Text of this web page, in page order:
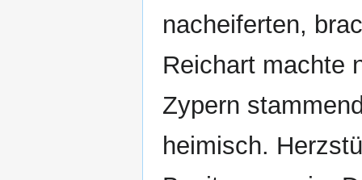
nacheiferten,
Reichart machte
Zypern
heimisch.